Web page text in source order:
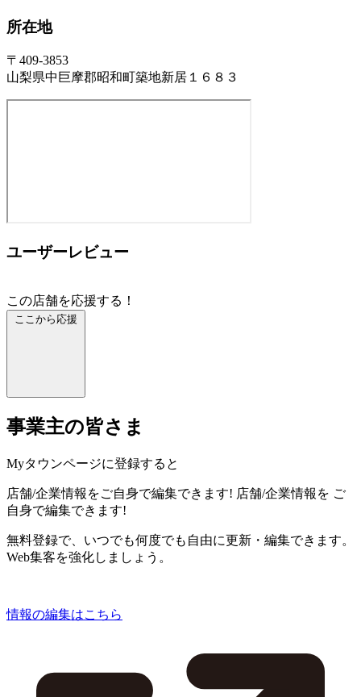
所在地
〒409-3853
山梨県中巨摩郡昭和町築地新居１６８３
ユーザーレビュー
この店舗を応援する！
ここから応援
事業主の皆さま
Myタウンページに登録すると
店舗/企業情報をご自身で編集できます! 店舗/企業情報を ご
自身で編集できます!
無料登録で、いつでも何度でも自由に更新・編集できます。
Web集客を強化しましょう。
情報の編集はこちら